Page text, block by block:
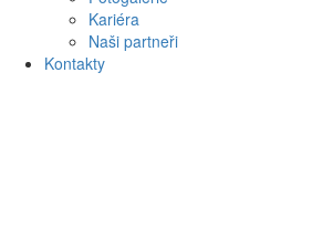
Kariéra
Naši partneři
Kontakty